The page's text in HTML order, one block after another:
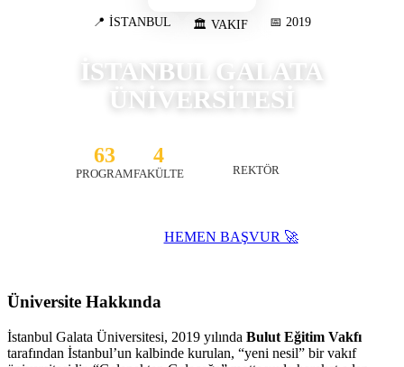
📍 İSTANBUL 🏛️ VAKIF 📅 2019
İSTANBUL GALATA
ÜNİVERSİTESİ
63
PROGRAM
4
FAKÜLTE REKTÖR
HEMEN BAŞVUR 🚀
Üniversite Hakkında
İstanbul Galata Üniversitesi, 2019 yılında Bulut Eğitim Vakfı
tarafından İstanbul’un kalbinde kurulan, “yeni nesil” bir vakıf